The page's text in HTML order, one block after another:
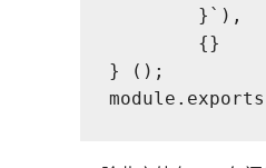
	}`),
	{}
} ();